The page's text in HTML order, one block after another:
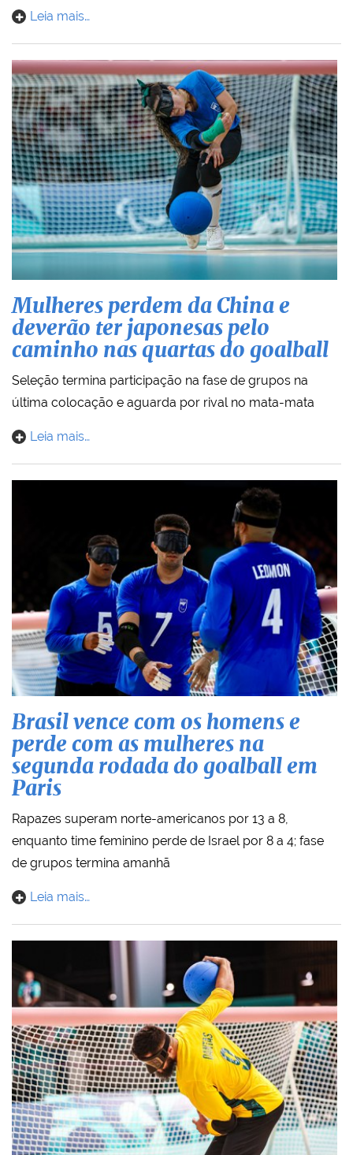
Leia mais…
Mulheres perdem da China e
deverão ter japonesas pelo
caminho nas quartas do goalball
Seleção termina participação na fase de grupos na
última colocação e aguarda por rival no mata-mata
Leia mais…
Brasil vence com os homens e
perde com as mulheres na
segunda rodada do goalball em
Paris
Rapazes superam norte-americanos por 13 a 8,
enquanto time feminino perde de Israel por 8 a 4; fase
de grupos termina amanhã
Leia mais…